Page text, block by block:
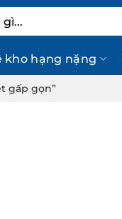
kho hạng nặng
gấp gọn”